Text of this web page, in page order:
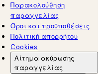
Παρακολούθηση
παραγγελίας
Όροι και προϋποθέσεις
Πολιτική απορρήτου
Cookies
Αίτημα ακύρωσης
παραγγελίας